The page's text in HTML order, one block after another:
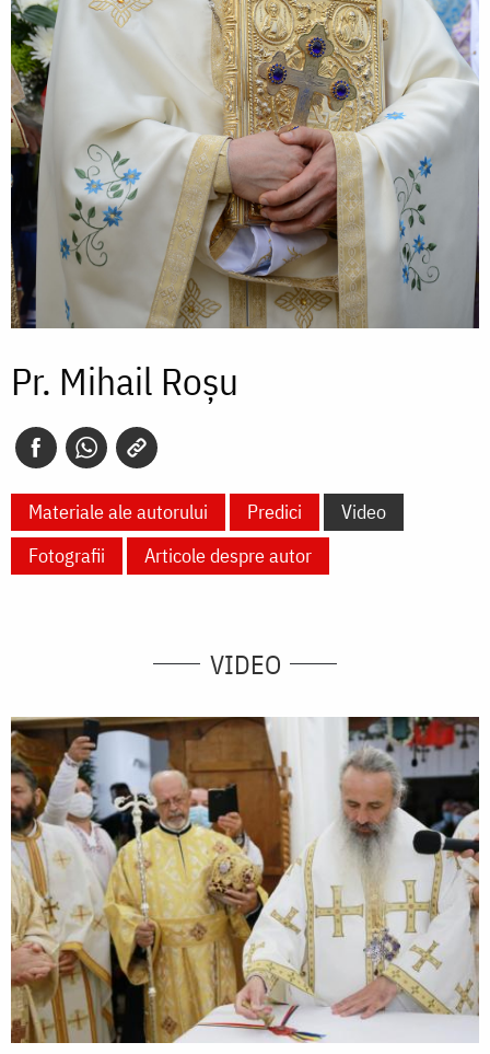
Pr. Mihail Roșu
Materiale ale autorului Predici
Video
Fotografii
Articole despre autor
VIDEO